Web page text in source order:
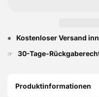
※ Kostenloser Versand
☞ 30-Tage-
Produktinformationen